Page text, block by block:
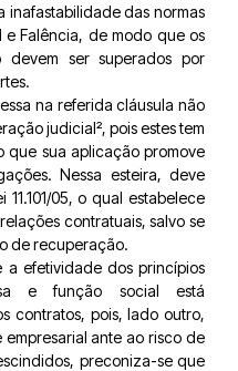
inafastabilidade das normas
Falência, de modo que os
devem ser superados por
na referida cláusula não
judicial², pois estes tem
que sua aplicação promove
Nessa esteira, deve
05, o qual estabelece
contratuais, salvo se
de recuperação.
a efetividade dos princípios
e função social está
contratos, pois, lado outro,
ante ao risco de
preconiza-se que